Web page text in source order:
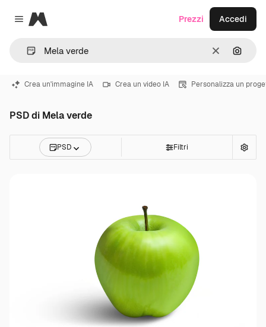
Close menu
Magnific
CancellaCerca
Prezzi Accedi
Crea un'immagine IA Crea un video IA Personalizza un
PSD di Mela verde
PSD Filtri